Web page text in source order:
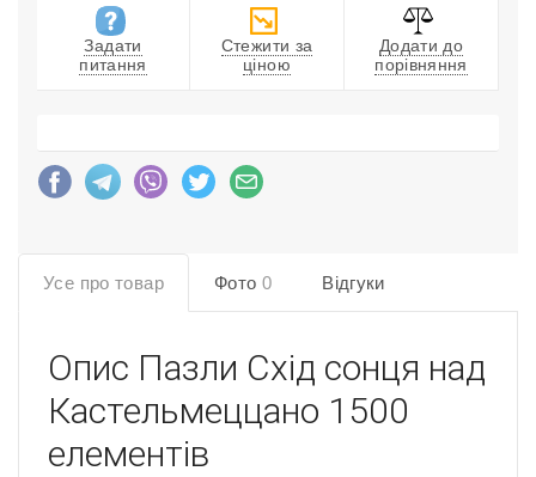
Задати
питання
Стежити за
ціною
Додати до
порівняння
Усе про товар Фото 0 Відгуки
Опис Пазли Схід сонця над
Кастельмеццано 1500
елементів